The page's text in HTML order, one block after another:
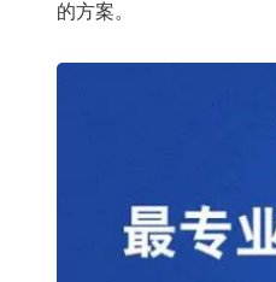
的方案。